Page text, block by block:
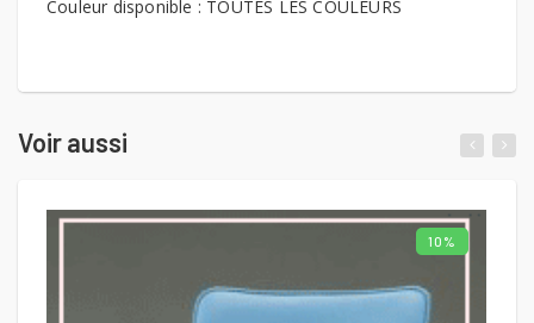
Couleur disponible : TOUTES LES COULEURS
Voir aussi
10%